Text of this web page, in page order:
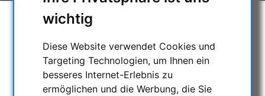
wichtig
Diese Website verwendet Cookies und
Targeting Technologien, um Ihnen ein
besseres Internet-Erlebnis zu
ermöglichen und die Werbung, die Sie
AUSWAHL
KATEGORIEN